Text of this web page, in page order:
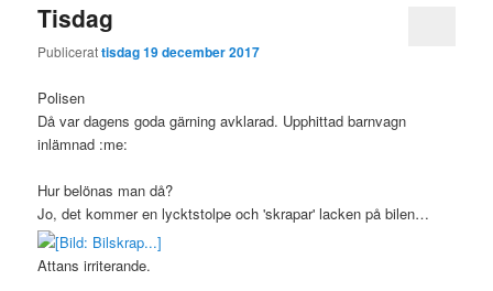
Tisdag
Publicerattisdag 19 december 2017
Polisen
Då var dagens goda gärning avklarad. Upphittad barnvagn
inlämnad :me:
Hur belönas man då?
Jo, det kommer en lycktstolpe och 'skrapar' lacken på bilen…
Attans irriterande.